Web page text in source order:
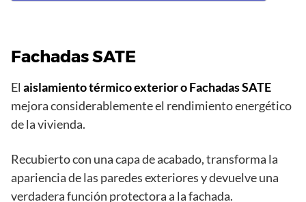
Fachadas SATE
El aislamiento térmico exterior o Fachadas SATE
mejora considerablemente el rendimiento energético
de la vivienda.
Recubierto con una capa de acabado, transforma la
apariencia de las paredes exteriores y devuelve una
verdadera función protectora a la fachada.